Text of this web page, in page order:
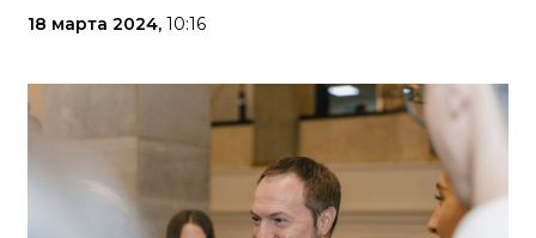
18 марта 2024, 10:16